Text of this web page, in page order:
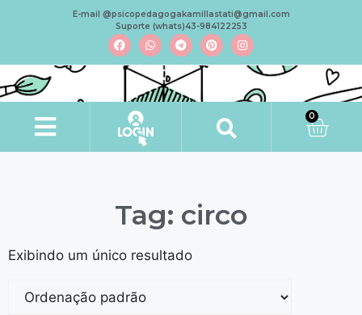
E-mail @psicopedagogakamillastati@gmail.com
Suporte (whats)43-984122253
0
Tag: circo
Exibindo um único resultado